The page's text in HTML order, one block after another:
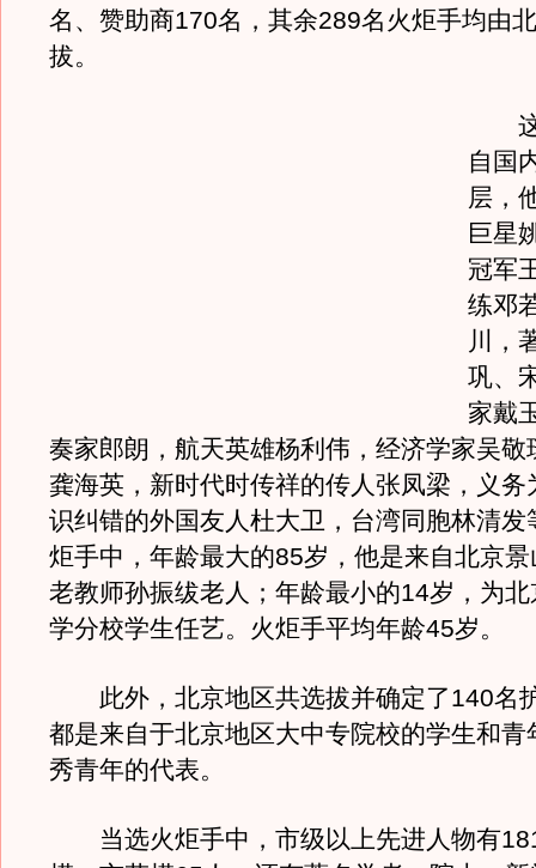
名、赞助商170名，其余289名火炬手均由
拔。
这
自国
层，
巨星
冠军
练邓
川，
巩、
家戴
奏家郎朗，航天英雄杨利伟，经济学家吴敬
龚海英，新时代时传祥的传人张凤梁，义务
识纠错的外国友人杜大卫，台湾同胞林清发
炬手中，年龄最大的85岁，他是来自北京
老教师孙振绂老人；年龄最小的14岁，为
学分校学生任艺。火炬手平均年龄45岁。
此外，北京地区共选拔并确定了140名
都是来自于北京地区大中专院校的学生和青
秀青年的代表。
当选火炬手中，市级以上先进人物有